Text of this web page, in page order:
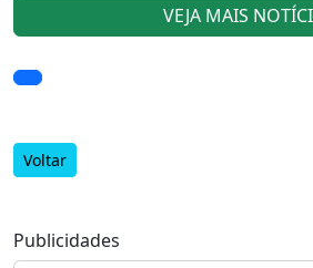
VEJA MAIS
Voltar
Publicidades